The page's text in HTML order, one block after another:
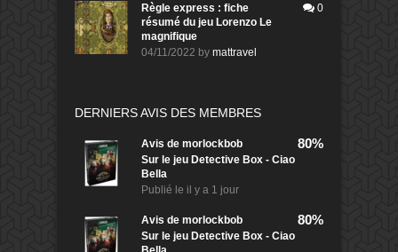
Règle express : fiche
résumé du jeu Lorenzo Le
magnifique
04/11/2022 by mattravel
0
DERNIERS AVIS DES MEMBRES
Avis de morlockbob
Sur le jeu Detective Box - Ciao
Bella
Publié le il y a 1 jour
80%
Avis de morlockbob
Sur le jeu Detective Box - Ciao
80%